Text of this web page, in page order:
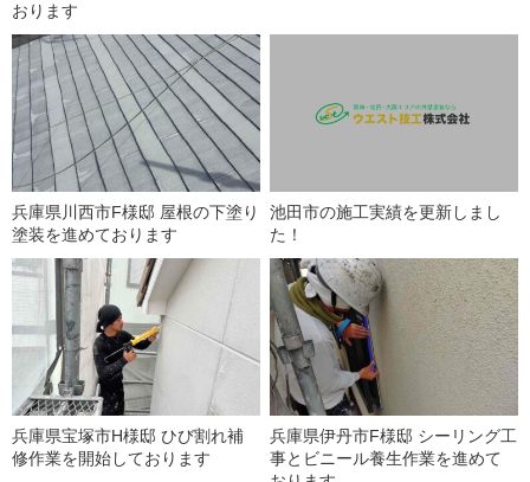
おります
兵庫県川西市F様邸 屋根の下塗り
塗装を進めております
池田市の施工実績を更新しまし
た！
兵庫県宝塚市H様邸 ひび割れ補
修作業を開始しております
兵庫県伊丹市F様邸 シーリング工
事とビニール養生作業を進めて